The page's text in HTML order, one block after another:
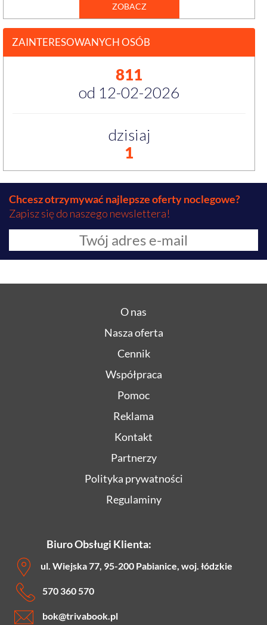
ZOBACZ
ZAINTERESOWANYCH OSÓB
811
od 12-02-2026
dzisiaj
1
Chcesz otrzymywać najlepsze oferty noclegowe?
Zapisz się do naszego newslettera!
O nas
Nasza oferta
Cennik
Współpraca
Pomoc
Reklama
Kontakt
Partnerzy
Polityka prywatności
Regulaminy
Biuro Obsługi Klienta:
ul. Wiejska 77, 95-200 Pabianice, woj. łódzkie
570 360 570
bok@trivabook.pl